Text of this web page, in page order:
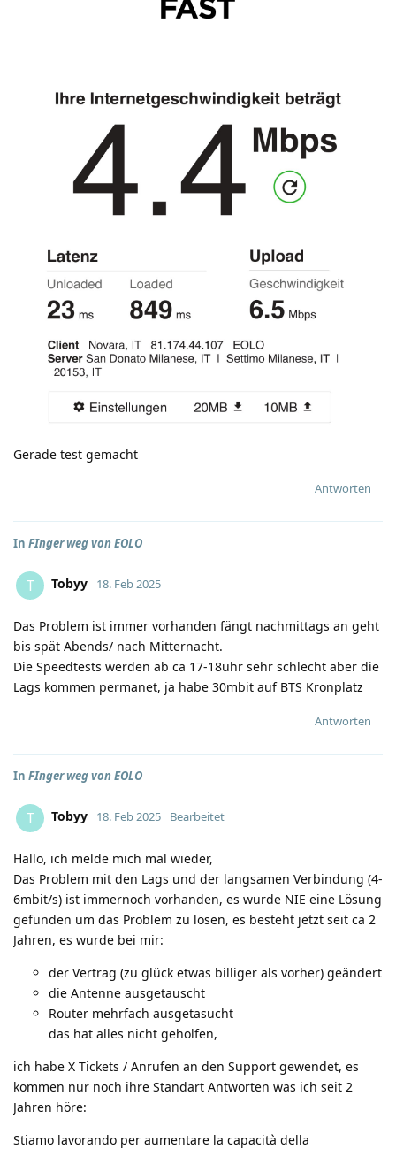
Gerade test gemacht
Antworten
In FInger weg von EOLO
T Tobyy 18. Feb 2025
Das Problem ist immer vorhanden fängt nachmittags an geht
bis spät Abends/ nach Mitternacht.
Die Speedtests werden ab ca 17-18uhr sehr schlecht aber die
Lags kommen permanet, ja habe 30mbit auf BTS Kronplatz
Antworten
In FInger weg von EOLO
T Tobyy 18. Feb 2025 Bearbeitet
Hallo, ich melde mich mal wieder,
Das Problem mit den Lags und der langsamen Verbindung (4-
6mbit/s) ist immernoch vorhanden, es wurde NIE eine Lösung
gefunden um das Problem zu lösen, es besteht jetzt seit ca 2
Jahren, es wurde bei mir:
der Vertrag (zu glück etwas billiger als vorher) geändert
die Antenne ausgetauscht
Router mehrfach ausgetasucht
das hat alles nicht geholfen,
ich habe X Tickets / Anrufen an den Support gewendet, es
kommen nur noch ihre Standart Antworten was ich seit 2
Jahren höre:
Stiamo lavorando per aumentare la capacità della